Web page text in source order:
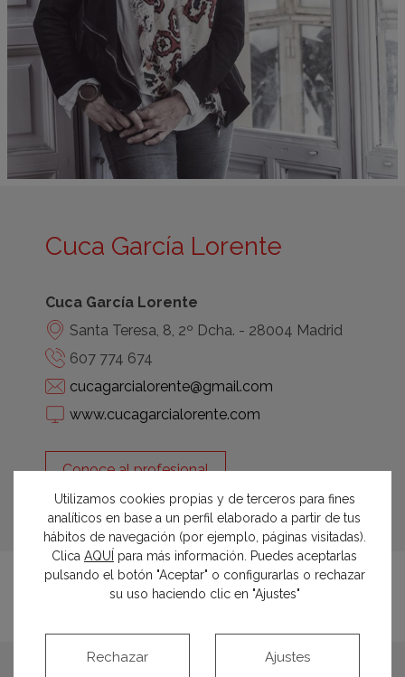
Cuca García Lorente
Cuca García Lorente
Santa Teresa, 8, 2º Dcha. - 28004 Madrid
607 774 674
cucagarcialorente@gmail.com
www.cucagarcialorente.com
Conoce al profesional
Utilizamos cookies propias y de terceros para fines
analíticos en base a un perfil elaborado a partir de tus
hábitos de navegación (por ejemplo, páginas visitadas).
Clica AQUÍ para más información. Puedes aceptarlas
pulsando el botón "Aceptar" o configurarlas o rechazar
su uso haciendo clic en "Ajustes"
Rechazar Ajustes